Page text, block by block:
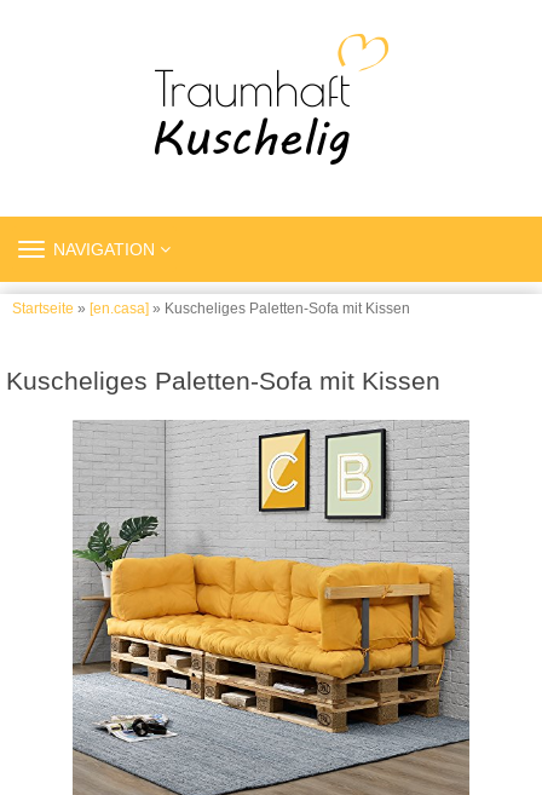
TOGGLE
NAVIGATION
Startseite » [en.casa] » Kuscheliges Paletten-Sofa mit Kissen
Kuscheliges Paletten-Sofa mit Kissen